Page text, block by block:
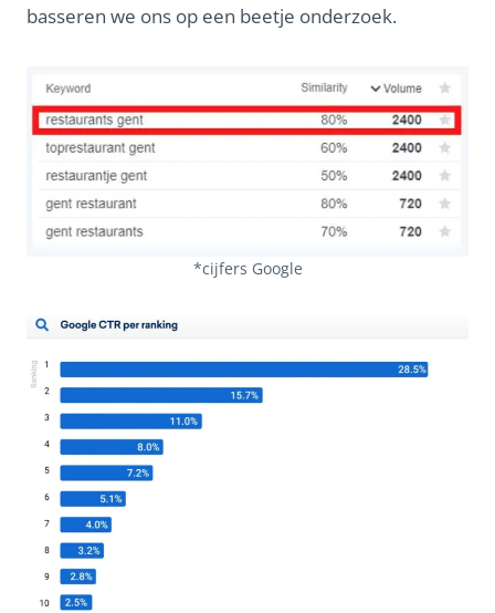
basseren we ons op een beetje onderzoek.
*cijfers Google